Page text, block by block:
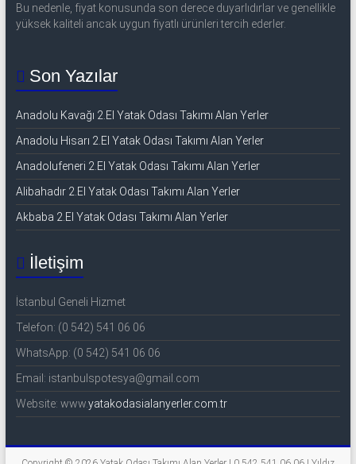
Bu nedenle, fiyat konusunda son derece duyarlıdırlar ve genellikle
yüksek kaliteli ancak uygun fiyatlı ürünleri tercih ederler.
Son Yazılar
Anadolu Kavağı 2.El Yatak Odası Takımı Alan Yerler
Anadolu Hisarı 2.El Yatak Odası Takımı Alan Yerler
Anadolufeneri 2.El Yatak Odası Takımı Alan Yerler
Alibahadır 2.El Yatak Odası Takımı Alan Yerler
Akbaba 2.El Yatak Odası Takımı Alan Yerler
İletişim
İstanbul Geneli Hizmet
Telefon: (0 542) 541 06 06
WhatsApp: (0 542) 541 06 06
Email: istanbulspotesya@gmail.com
Website: www.yatakodasialanyerler.com.tr